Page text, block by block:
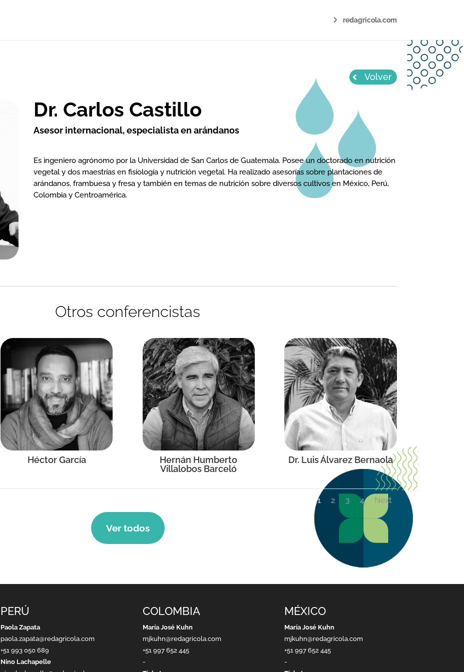
redagricola.com
Volver
Dr. Carlos Castillo
Asesor internacional, especialista en arándanos
Es ingeniero agrónomo por la Universidad de San Carlos de Guatemala. Posee un doctorado en nutrición
vegetal y dos maestrías en fisiología y nutrición vegetal. Ha realizado asesorías sobre plantaciones de
arándanos, frambuesa y fresa y también en temas de nutrición sobre diversos cultivos en México, Perú,
Colombia y Centroamérica.
Otros conferencistas
Héctor García
Hernán Humberto
Villalobos Barceló
Dr. Luis Álvarez Bernaola
1 2 3 4 Next
Ver todos
PERÚ
Paola Zapata
paola.zapata@redagricola.com
+51 993 050 689
Nino Lachapelle
COLOMBIA
María José Kuhn
mjkuhn@redagricola.com
+51 997 652 445
-
MÉXICO
María José Kuhn
mjkuhn@redagricola.com
+51 997 652 445
-